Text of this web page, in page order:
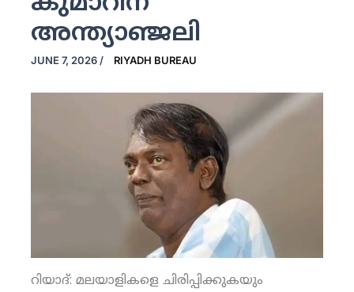
അന്ത്യാഞ്ജലി
JUNE 7, 2026 / RIYADH BUREAU
റിയാദ്: മലയാളികളെ ചിരിപ്പിക്കുകയും